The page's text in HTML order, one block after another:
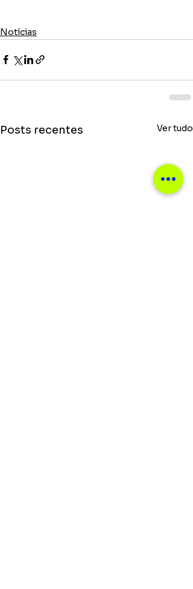
Notícias
Posts recentes Ver tudo